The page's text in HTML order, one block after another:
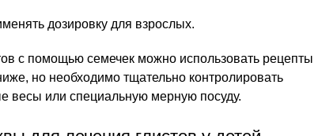
дозировку для взрослых.
с помощью семечек можно использовать рецепты
но необходимо тщательно контролировать
весы или специальную мерную посуду.